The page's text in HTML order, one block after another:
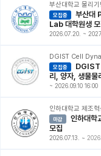
부산대학교 물리
모집중
Lab 대학원생 모
2026.07.20. ~
DGIST Cell
모집중
리, 양자, 생물
~ 2026.09.10 16:00
인하대학교 제조
마감
모집
2026.07.13. ~